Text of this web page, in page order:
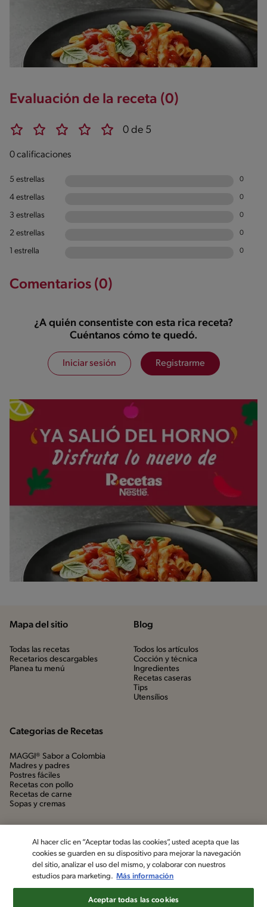
Evaluación de la receta (0)
0 de 5
0 calificaciones
5 estrellas 0
4 estrellas 0
3 estrellas 0
2 estrellas 0
1 estrella 0
Comentarios (0)
¿A quién consentiste con esta rica receta?
Cuéntanos cómo te quedó.
Iniciar sesión Registrarme
Mapa del sitio
Todas las recetas
Recetarios descargables
Planea tu menú
Blog
Todos los artículos
Cocción y técnica
Ingredientes
Recetas caseras
Tips
Utensílios
Categorias de Recetas
MAGGI® Sabor a Colombia
Madres y padres
Postres fáciles
Recetas con pollo
Recetas de carne
Sopas y cremas
Al hacer clic en “Aceptar todas las cookies”, usted acepta que las
cookies se guarden en su dispositivo para mejorar la navegación
del sitio, analizar el uso del mismo, y colaborar con nuestros
estudios para marketing. Más información
Aceptar todas las cookies